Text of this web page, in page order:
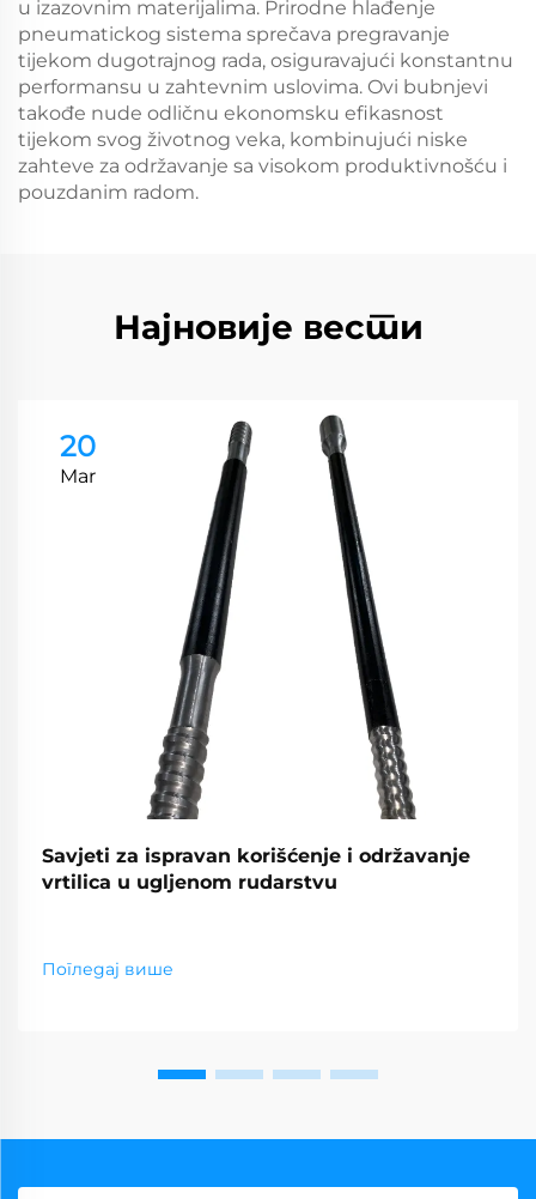
u izazovnim materijalima. Prirodne hlađenje
pneumatickog sistema sprečava pregravanje
tijekom dugotrajnog rada, osiguravajući konstantnu
performansu u zahtevnim uslovima. Ovi bubnjevi
takođe nude odličnu ekonomsku efikasnost
tijekom svog životnog veka, kombinujući niske
zahteve za održavanje sa visokom produktivnošću i
pouzdanim radom.
Најновије вести
20
Mar
Savjeti za ispravan korišćenje i održavanje
vrtilica u ugljenom rudarstvu
Погледај више